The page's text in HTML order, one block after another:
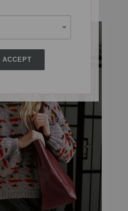
ACCEPT